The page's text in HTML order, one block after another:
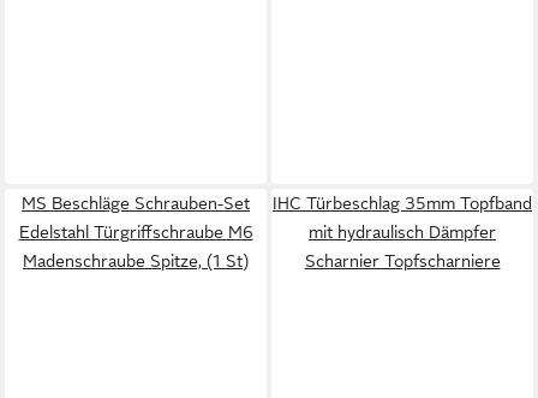
MS Beschläge Schrauben-Set
Edelstahl Türgriffschraube M6
Madenschraube Spitze, (1 St)
IHC Türbeschlag 35mm Topfband
mit hydraulisch Dämpfer
Scharnier Topfscharniere